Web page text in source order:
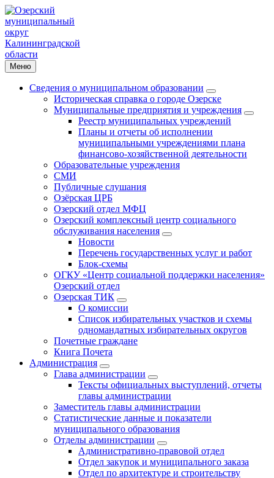
Меню
Сведения о муниципальном образовании
Историческая справка о городе Озерске
Муниципальные предприятия и учреждения
Реестр муниципальных учреждений
Планы и отчеты об исполнении
муниципальными учреждениями плана
финансово-хозяйственной деятельности
Образовательные учреждения
СМИ
Публичные слушания
Озёрская ЦРБ
Озерский отдел МФЦ
Озерский комплексный центр социального
обслуживания населения
Новости
Перечень государственных услуг и работ
Блок-схемы
ОГКУ «Центр социальной поддержки населения»
Озерский отдел
Озерская ТИК
О комиссии
Список избирательных участков и схемы
одномандатных избирательных округов
Почетные граждане
Книга Почета
Администрация
Глава администрации
Тексты официальных выступлений, отчеты
главы администрации
Заместитель главы администрации
Статистические данные и показатели
муниципального образования
Отделы администрации
Административно-правовой отдел
Отдел закупок и муниципального заказа
Отдел по архитектуре и строительству